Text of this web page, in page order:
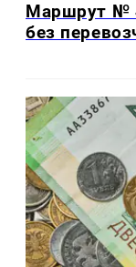
Маршрут №
без